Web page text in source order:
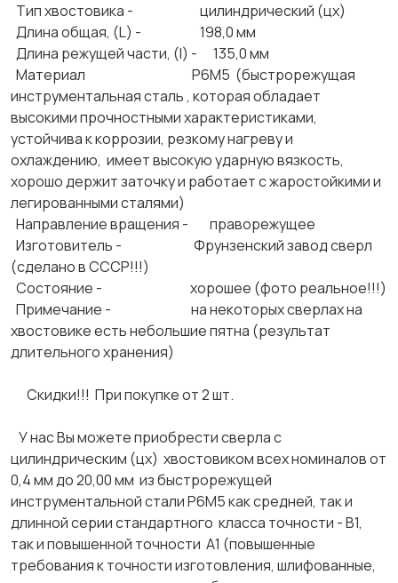
Тип хвостовика - цилиндрический (цх)
Длина общая, (L) - 198,0 мм
Длина режущей части, (l) - 135,0 мм
Материал Р6М5 (быстрорежущая
инструментальная сталь , которая обладает
высокими прочностными характеристиками,
устойчива к коррозии, резкому нагреву и
охлаждению, имеет высокую ударную вязкость,
хорошо держит заточку и работает с жаростойкими и
легированными сталями)
Направление вращения - праворежущее
Изготовитель - Фрунзенский завод сверл
(сделано в СССР!!!)
Состояние - хорошее (фото реальное!!!)
Примечание - на некоторых сверлах на
хвостовике есть небольшие пятна (результат
длительного хранения)
Скидки!!! При покупке от 2 шт.
У нас Вы можете приобрести сверла с
цилиндрическим (цх) хвостовиком всех номиналов от
0,4 мм до 20,00 мм из быстрорежущей
инструментальной стали Р6М5 как средней, так и
длинной серии стандартного класса точности - В1,
так и повышенной точности А1 (повышенные
требования к точности изготовления, шлифованные,